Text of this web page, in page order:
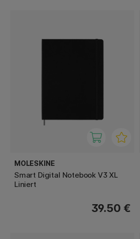
MOLESKINE
Smart Digital Notebook V3 XL
Liniert
39.50 €